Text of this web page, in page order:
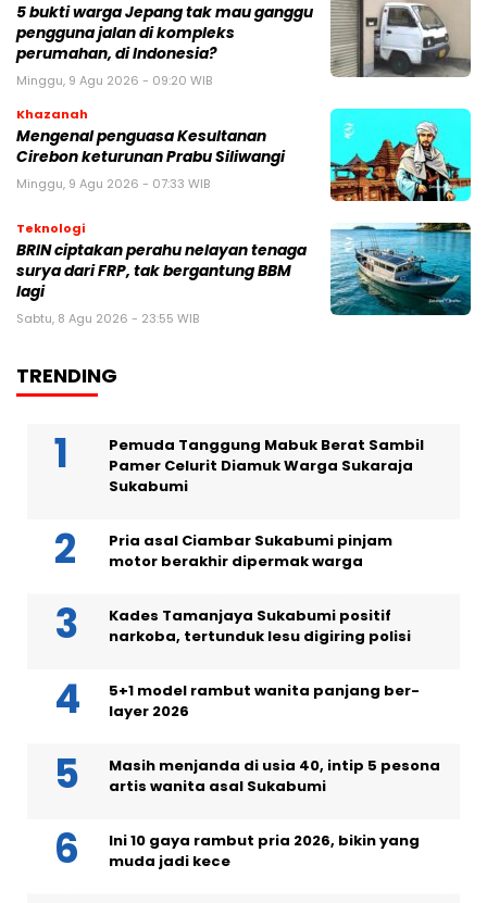
5 bukti warga Jepang tak mau ganggu
pengguna jalan di kompleks
perumahan, di Indonesia?
Minggu, 9 Agu 2026 - 09:20 WIB
Khazanah
Mengenal penguasa Kesultanan
Cirebon keturunan Prabu Siliwangi
Minggu, 9 Agu 2026 - 07:33 WIB
Teknologi
BRIN ciptakan perahu nelayan tenaga
surya dari FRP, tak bergantung BBM
lagi
Sabtu, 8 Agu 2026 - 23:55 WIB
TRENDING
Pemuda Tanggung Mabuk Berat Sambil
Pamer Celurit Diamuk Warga Sukaraja
Sukabumi
Pria asal Ciambar Sukabumi pinjam
motor berakhir dipermak warga
Kades Tamanjaya Sukabumi positif
narkoba, tertunduk lesu digiring polisi
5+1 model rambut wanita panjang ber-
layer 2026
Masih menjanda di usia 40, intip 5 pesona
artis wanita asal Sukabumi
Ini 10 gaya rambut pria 2026, bikin yang
muda jadi kece